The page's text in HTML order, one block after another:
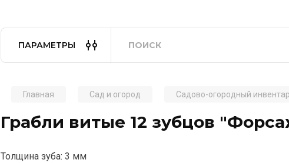
ПАРАМЕТРЫ
Главная Сад и огород Садово-огородный
Грабли витые 12 зубцов
Толщина зуба: 3 мм